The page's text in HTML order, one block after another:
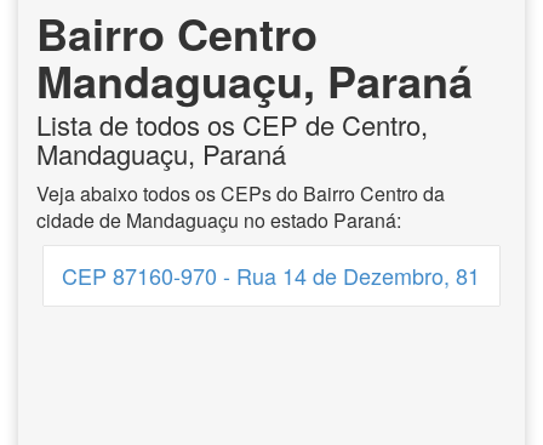
Bairro Centro
Mandaguaçu, Paraná
Lista de todos os CEP de Centro,
Mandaguaçu, Paraná
Veja abaixo todos os CEPs do Bairro Centro da
cidade de Mandaguaçu no estado Paraná:
CEP 87160-970 - Rua 14 de Dezembro, 81